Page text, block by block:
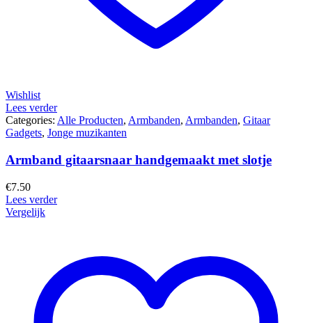
Wishlist
Lees verder
Categories: Alle Producten, Armbanden, Armbanden, Gitaar
Gadgets, Jonge muzikanten
Armband gitaarsnaar handgemaakt met slotje
€7.50
Lees verder
Vergelijk